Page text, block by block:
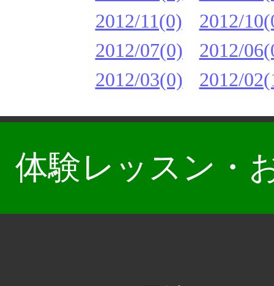
2012/11(0)
2012/
2012/07(0)
2012/
2012/03(0)
2012/
体験レッスン・